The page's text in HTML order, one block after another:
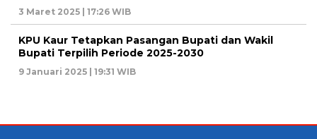
3 Maret 2025 | 17:26 WIB
KPU Kaur Tetapkan Pasangan Bupati dan Wakil
Bupati Terpilih Periode 2025-2030
9 Januari 2025 | 19:31 WIB